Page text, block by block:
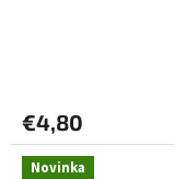
€4,80
Novinka